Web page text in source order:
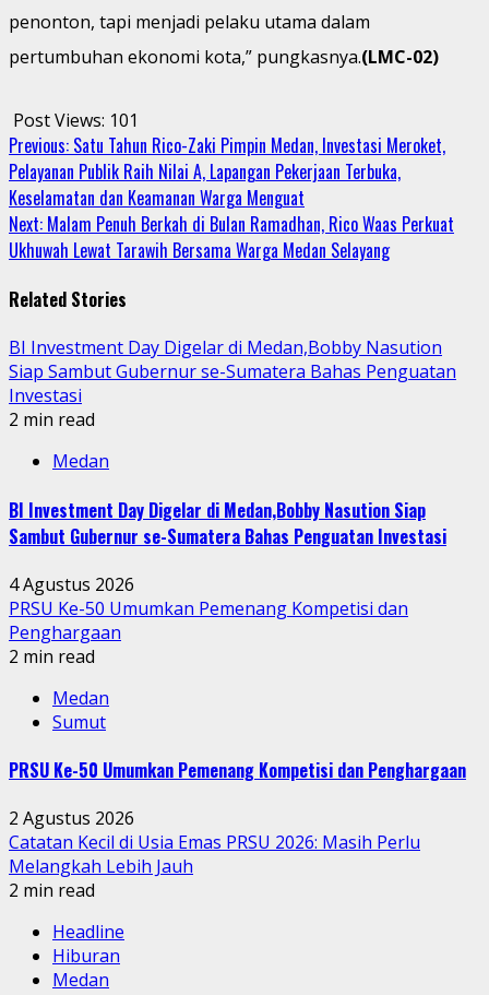
penonton, tapi menjadi pelaku utama dalam
pertumbuhan ekonomi kota,” pungkasnya.(LMC-02)
Post Views: 101
Continue
Reading
Previous: Satu Tahun Rico-Zaki Pimpin Medan, Investasi Meroket,
Pelayanan Publik Raih Nilai A, Lapangan Pekerjaan Terbuka,
Keselamatan dan Keamanan Warga Menguat
Next: Malam Penuh Berkah di Bulan Ramadhan, Rico Waas Perkuat
Ukhuwah Lewat Tarawih Bersama Warga Medan Selayang
Related Stories
BI Investment Day Digelar di Medan,Bobby Nasution
Siap Sambut Gubernur se-Sumatera Bahas Penguatan
Investasi
2 min read
Medan
BI Investment Day Digelar di Medan,Bobby Nasution Siap
Sambut Gubernur se-Sumatera Bahas Penguatan Investasi
4 Agustus 2026
PRSU Ke-50 Umumkan Pemenang Kompetisi dan
Penghargaan
2 min read
Medan
Sumut
PRSU Ke-50 Umumkan Pemenang Kompetisi dan Penghargaan
2 Agustus 2026
Catatan Kecil di Usia Emas PRSU 2026: Masih Perlu
Melangkah Lebih Jauh
2 min read
Headline
Hiburan
Medan